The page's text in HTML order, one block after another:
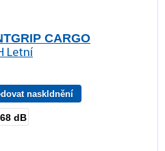
CARGO
Letní
naskldnění
68 dB